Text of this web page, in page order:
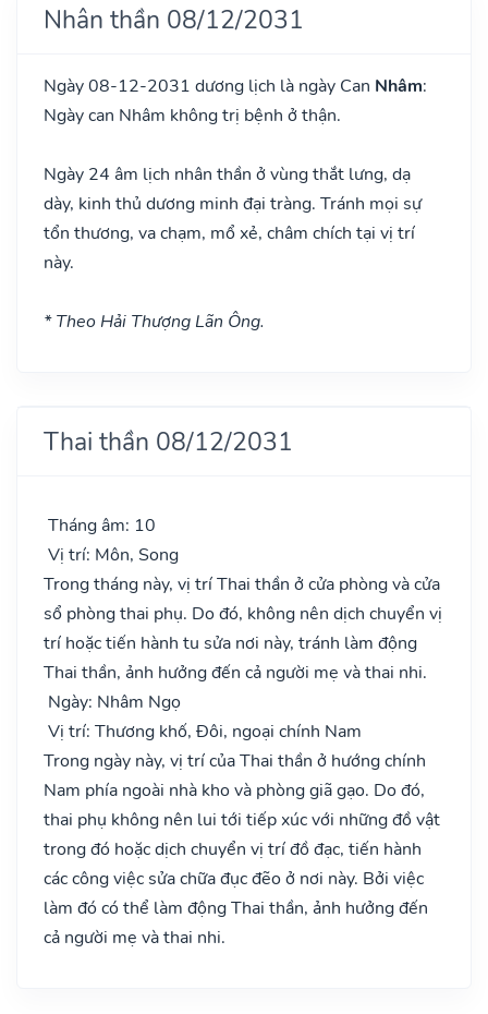
Nhân thần 08/12/2031
Ngày 08-12-2031 dương lịch là ngày Can Nhâm:
Ngày can Nhâm không trị bệnh ở thận.
Ngày 24 âm lịch nhân thần ở vùng thắt lưng, dạ
dày, kinh thủ dương minh đại tràng. Tránh mọi sự
tổn thương, va chạm, mổ xẻ, châm chích tại vị trí
này.
* Theo Hải Thượng Lãn Ông.
Thai thần 08/12/2031
Tháng âm: 10
Vị trí: Môn, Song
Trong tháng này, vị trí Thai thần ở cửa phòng và cửa
sổ phòng thai phụ. Do đó, không nên dịch chuyển vị
trí hoặc tiến hành tu sửa nơi này, tránh làm động
Thai thần, ảnh hưởng đến cả người mẹ và thai nhi.
Ngày: Nhâm Ngọ
Vị trí: Thương khố, Đôi, ngoại chính Nam
Trong ngày này, vị trí của Thai thần ở hướng chính
Nam phía ngoài nhà kho và phòng giã gạo. Do đó,
thai phụ không nên lui tới tiếp xúc với những đồ vật
trong đó hoặc dịch chuyển vị trí đồ đạc, tiến hành
các công việc sửa chữa đục đẽo ở nơi này. Bởi việc
làm đó có thể làm động Thai thần, ảnh hưởng đến
cả người mẹ và thai nhi.